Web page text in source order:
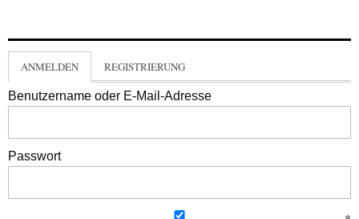
ANMELDEN REGISTRIERUNG
Benutzername oder E-Mail-Adresse
Passwort